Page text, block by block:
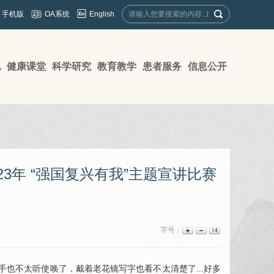
手机版 OA系统 English
健康课堂 科学研究 教育教学 患者服务 信息公开
“强国复兴有我”主题宣讲比赛
字号：
不太听使唤了，戴着老花镜写字也看不太清楚了...好多